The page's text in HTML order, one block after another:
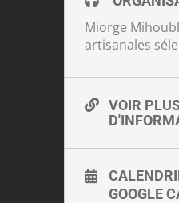
Miorge
artisanales
VOIR
GOOGLE